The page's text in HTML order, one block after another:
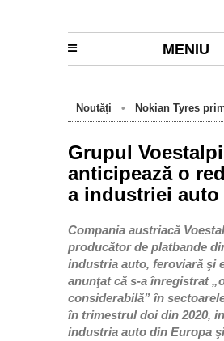
MENIU
Noutăţi •
Nokian Tyres
cu emisii zero de la Oradea
Grupul
anticipează o
a industriei auto
Compania austriacă
producător de platbande
industria auto, feroviară şi
anunţat că s-a înregistrat
considerabilă” în
în trimestrul doi din 2020,
industria auto din Europa